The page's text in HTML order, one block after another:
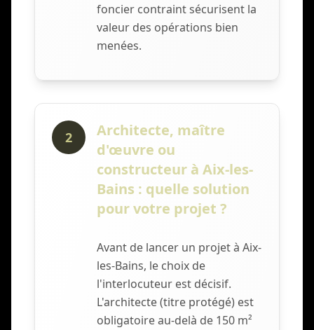
foncier contraint sécurisent la
valeur des opérations bien
menées.
2
Architecte, maître
d'œuvre ou
constructeur à Aix-les-
Bains : quelle solution
pour votre projet ?
Avant de lancer un projet à Aix-
les-Bains, le choix de
l'interlocuteur est décisif.
L'architecte (titre protégé) est
obligatoire au-delà de 150 m²